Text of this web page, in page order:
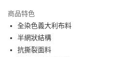
運送方式
全家店到店
每筆NT$80，滿NT$10,000(含以上)免運費
商品特色
全染色義大利布料
半網狀結構
抗撕裂面料